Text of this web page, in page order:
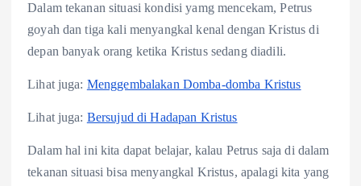
Dalam tekanan situasi kondisi yamg mencekam, Petrus
goyah dan tiga kali menyangkal kenal dengan Kristus di
depan banyak orang ketika Kristus sedang diadili.
Lihat juga: Menggembalakan Domba-domba Kristus
Lihat juga: Bersujud di Hadapan Kristus
Dalam hal ini kita dapat belajar, kalau Petrus saja di dalam
tekanan situasi bisa menyangkal Kristus, apalagi kita yang